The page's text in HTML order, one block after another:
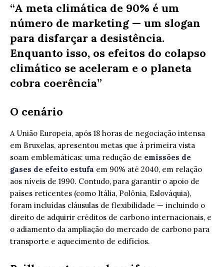
“A meta climática de 90% é um
número de marketing — um slogan
para disfarçar a desistência.
Enquanto isso, os efeitos do colapso
climático se aceleram e o planeta
cobra coerência”
O cenário
A União Europeia, após 18 horas de negociação intensa
em Bruxelas, apresentou metas que à primeira vista
soam emblemáticas: uma redução de emissões de
gases de efeito estufa em 90% até 2040, em relação
aos níveis de 1990. Contudo, para garantir o apoio de
países reticentes (como Itália, Polônia, Eslováquia),
foram incluídas cláusulas de flexibilidade — incluindo o
direito de adquirir créditos de carbono internacionais, e
o adiamento da ampliação do mercado de carbono para
transporte e aquecimento de edifícios.